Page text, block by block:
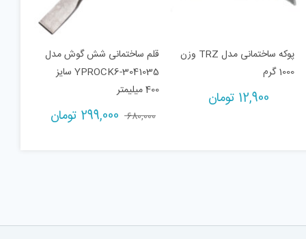
پوکه ساختمانی مدل TRZ وزن
1000 گرم
12,900 تومان
قلم ساختمانی شش گوش مدل
YPROCK6-3041035 سایز
400 میلیمتر
680,000
299,000 تومان